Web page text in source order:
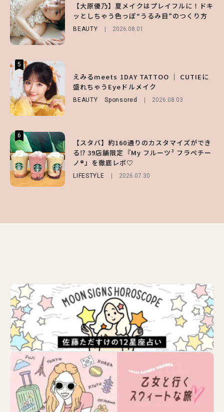
【大原優乃】夏メイクはプレイフルに！ドキ
ッとしちゃう色っぽ“うるみ目”のつくり方
BEAUTY 2026.08.01
5
えみるmeets 1DAY TATTOO ｜ CUTIEに
盛れちゃうEyeドルメイク
BEAUTY Sponsored 2026.08.03
6
【スタバ】約160通りのカスタマイズができ
る⁉ 39店舗限定『My フルーツ³ フラペチー
ノ®』を徹底レポ♡
LIFESTYLE 2026.07.30
【大原優乃】夏メイクはプレイフルに！ドキ
ッとしちゃう色っぽ“うるみ目”のつくり方
BEAUTY 2026.08.01
5
【SNIDEL】長濱ねるとロマンティックトラ
ッドな秋はじめ｜2026秋の新作コーデ4選
FASHION Sponsored 2026.07.10
6
【ALD1】グループの魅力＆素顔に迫る♡ 一
問一答をお届け！【sweet web独占】
月直伝♡ ドライシャンプー「バティスト」
を使ったプロ級スタイリング3選
Sponsored
5
【ハローキティ】がスシローと初コラボ♡
第1弾の気になるメニュー＆限定グッズを総
チェック！
2026.07.31
6
【GU】夏の“主役級”アイテム決定！ヘルシ
ー＆可愛すぎる「大人の肌見せ」トップス3
選
FASHION 2026.07.19